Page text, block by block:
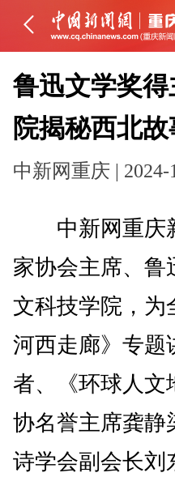
鲁迅文学奖
院揭秘西北故
中新网重庆 | 2024-
中新网重庆新
家协会主席、鲁
文科技学院，为
河西走廊》专题
者、《环球人文
协名誉主席龚静
诗学会副会长刘